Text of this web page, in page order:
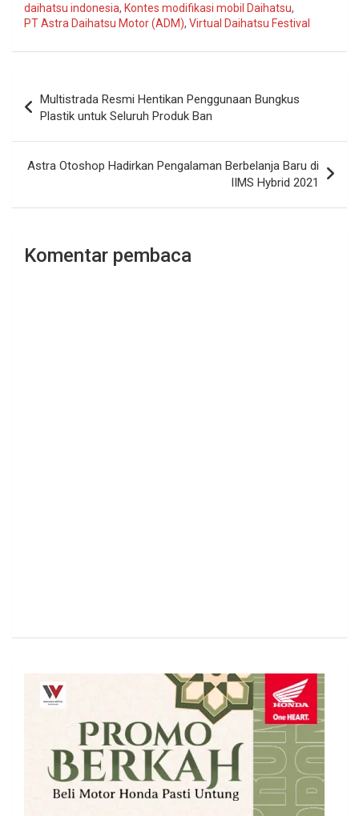
daihatsu indonesia, Kontes modifikasi mobil Daihatsu,
PT Astra Daihatsu Motor (ADM), Virtual Daihatsu Festival
pos
Multistrada Resmi Hentikan Penggunaan Bungkus
Plastik untuk Seluruh Produk Ban
Astra Otoshop Hadirkan Pengalaman Berbelanja Baru di
IIMS Hybrid 2021
Komentar pembaca